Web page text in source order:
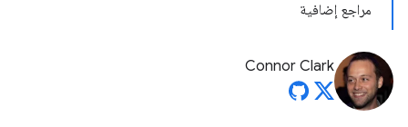
مراجع إضافية
Connor Clark